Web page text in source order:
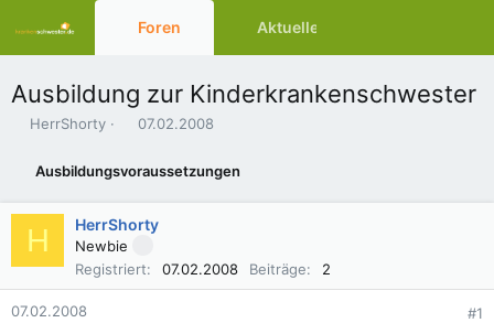
Foren Aktuelles
Ausbildung zur Kinderkrankenschwester
E
e
HerrShorty
E
t
e
l
07.02.2008
Ausbildungsvoraussetzungen
H HerrShorty
Newbie
Registriert
07.02.2008 Beiträge 2
07.02.2008 #1